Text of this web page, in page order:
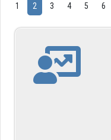
KUTATÓKÖZPONT
Log In
Organization discovery
1 2 3 4 5 6